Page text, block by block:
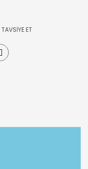
TAVSİYE ET